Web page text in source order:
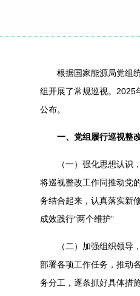
根据国家能源局党组
组开展了常规巡视。2025
公布。
一、党组履行巡视整
（一）强化思想认
将巡视整改工作同推动党
务结合起来，认真落实新
成效践行“两个维护”
（二）加强组织领
部署各项工作任务，推动
务分工，逐条抓好具体措